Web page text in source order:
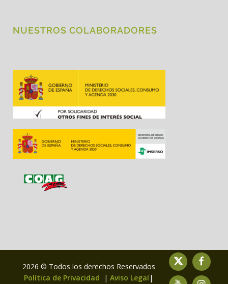
NUESTROS COLABORADORES
2026 © Todos los derechos Reservados
Política de Privacidad
| Aviso Legal |